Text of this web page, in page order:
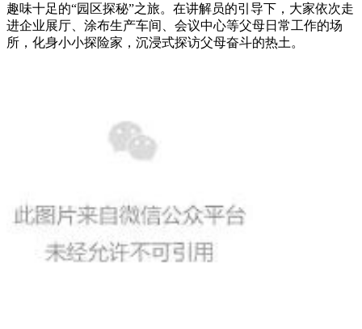
趣味十足的“园区探秘”之旅。在讲解员的引导下，大家依次走
进企业展厅、涂布生产车间、会议中心等父母日常工作的场
所，化身小小探险家，沉浸式探访父母奋斗的热土。